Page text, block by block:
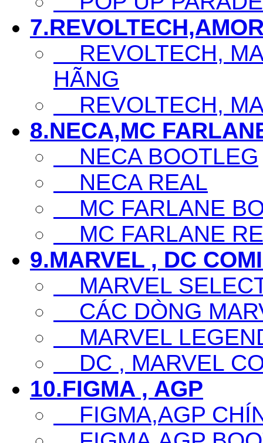
REVOLTECH,
HÃNG
REVOLTECH,
8.NECA,MC
NECA BOOTLEG
NECA REAL
MC FARLANE
MC FARLANE
9.MARVEL , DC
MARVEL
CÁC DÒNG
MARVEL
DC , MARVEL
10.FIGMA , AGP
FIGMA,AGP